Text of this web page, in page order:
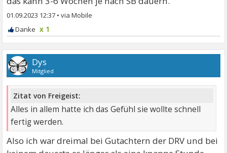
01.09.2023 12:37 •
x 1
Dys
Mitglied
Zitat von Freigeist:
Alles in allem hatte ich das Gefühl sie wollte schnell
fertig werden.
Also ich war dreimal bei Gutachtern der DRV und bei